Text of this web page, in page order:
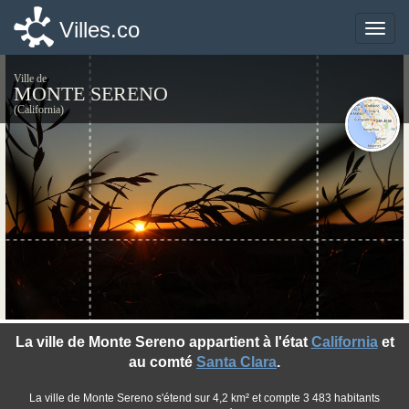
Toggle
Villes.co
Ville de
MONTE SERENO
(California)
La ville de Monte Sereno appartient à l'état Californiaet
au comté Santa Clara.
La ville de Monte Sereno s'étend sur 4,2 km² et compte 3 483 habitants
Toggle
Villes.co